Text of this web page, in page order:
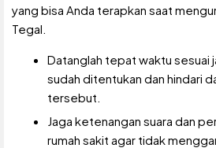
yang bisa Anda terapkan saat
Tegal.
Datanglah tepat waktu sesuai
sudah ditentukan dan hindari
tersebut.
Jaga ketenangan suara dan
rumah sakit agar tidak